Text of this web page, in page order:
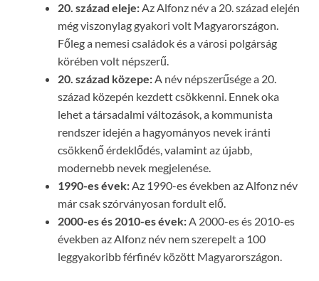
20. század eleje:Az Alfonz név a 20. század elején
még viszonylag gyakori volt Magyarországon.
Főleg a nemesi családok és a városi polgárság
körében volt népszerű.
20. század közepe:A név népszerűsége a 20.
század közepén kezdett csökkenni. Ennek oka
lehet a társadalmi változások, a kommunista
rendszer idején a hagyományos nevek iránti
csökkenő érdeklődés, valamint az újabb,
modernebb nevek megjelenése.
1990-es évek:Az 1990-es években az Alfonz név
már csak szórványosan fordult elő.
2000-es és 2010-es évek:A 2000-es és 2010-es
években az Alfonz név nem szerepelt a 100
leggyakoribb férfinév között Magyarországon.